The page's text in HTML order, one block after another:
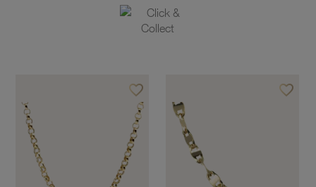
favorite_borderAjouter à vos favoris favorite_borderAjouter